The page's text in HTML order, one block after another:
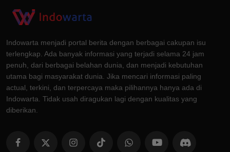
Indowarta menjadi portal berita dengan berbagai cakupan isu
terlengkap. Ada banyak informasi yang terjadi selama 24 jam
penuh, dari berbagai belahan dunia, dan menjadi kebutuhan
utama bagi masyarakat dunia. Jika mencari informasi paling
actual, terkini, dan terpercaya maka pilihannya hanya ada di
Indowarta. Tidak usah diragukan lagi dengan kualitas yang
diberikan.